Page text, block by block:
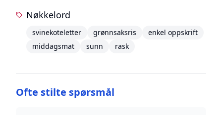
Nøkkelord
svinekoteletter grønnsaksris
enkel oppskrift
middagsmat
sunn rask
Ofte stilte spørsmål